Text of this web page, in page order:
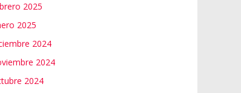
2025
2025
2024
2024
2024